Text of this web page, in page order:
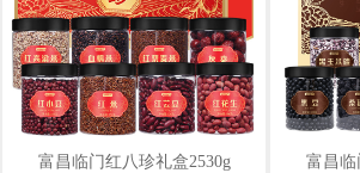
富昌临门红八珍礼盒2530g 富昌临